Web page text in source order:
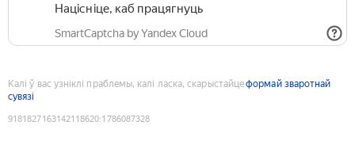
Націсніце, каб працягнуць
SmartCaptcha by Yandex Cloud
Калі ў вас узніклі праблемы, калі ласка, скарыстайцеформай зваротнай
сувязі
9181827163142118620:1786087328